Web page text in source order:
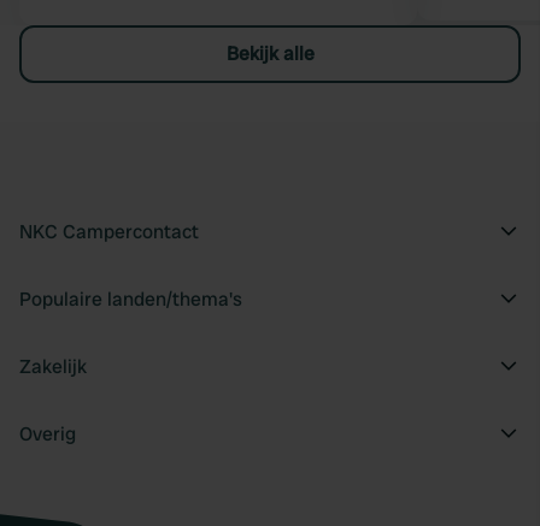
Bekijk alle
NKC Campercontact
Populaire landen/thema's
Zakelijk
Overig